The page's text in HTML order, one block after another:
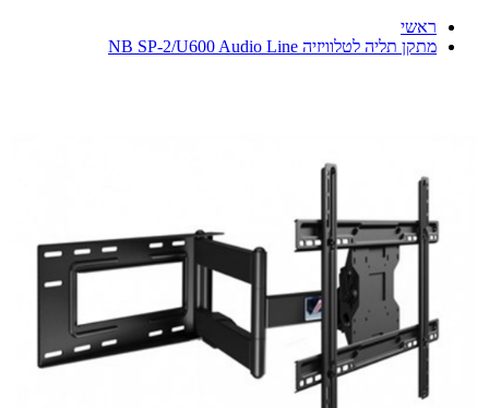
ראשי
‏מתקן תליה לטלוויזיה NB SP-2/U600 Audio Line